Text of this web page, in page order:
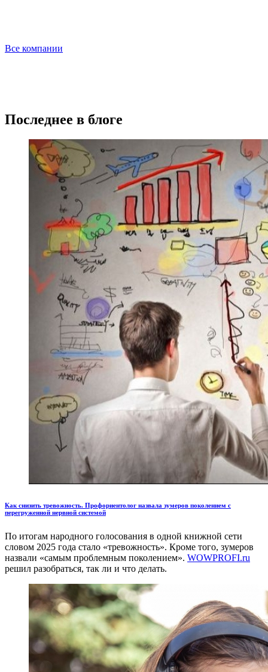
Все компании
Последнее в блоге
Как снизить тревожность. Профориентолог назвала зумеров поколением с
перегруженной нервной системой
По итогам народного голосования в одной книжной сети
словом 2025 года стало «тревожность». Кроме того, зумеров
назвали «самым проблемным поколением». WOWPROFI.ru
решил разобраться, так ли и что делать.